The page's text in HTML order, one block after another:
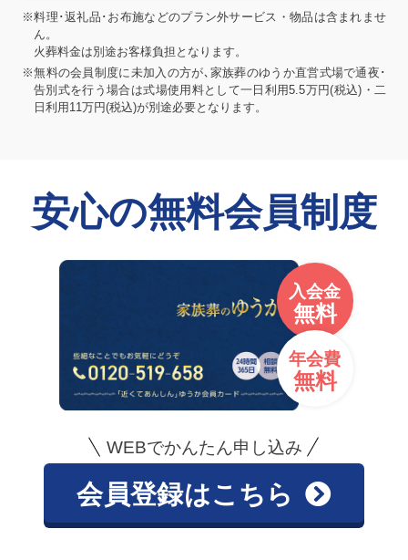
※料理･返礼品･お布施などのプラン外サービス・物品は含まれませ
ん。
火葬料金は別途お客様負担となります。
※無料の会員制度に未加入の方が､家族葬のゆうか直営式場で通夜･
告別式を行う場合は式場使用料として一日利用5.5万円(税込)・二
日利用11万円(税込)が別途必要となります。
安心の無料会員制度
入会金
無料
年会費
無料
WEBでかんたん申し込み
会員登録はこちら